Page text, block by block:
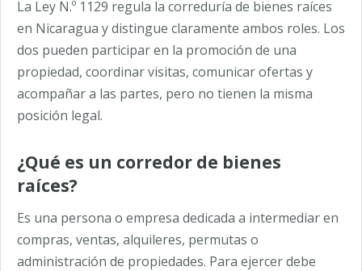
La Ley N.º 1129 regula la correduría de bienes raíces
en Nicaragua y distingue claramente ambos roles. Los
dos pueden participar en la promoción de una
propiedad, coordinar visitas, comunicar ofertas y
acompañar a las partes, pero no tienen la misma
posición legal.
¿Qué es un corredor de bienes
raíces?
Es una persona o empresa dedicada a intermediar en
compras, ventas, alquileres, permutas o
administración de propiedades. Para ejercer debe